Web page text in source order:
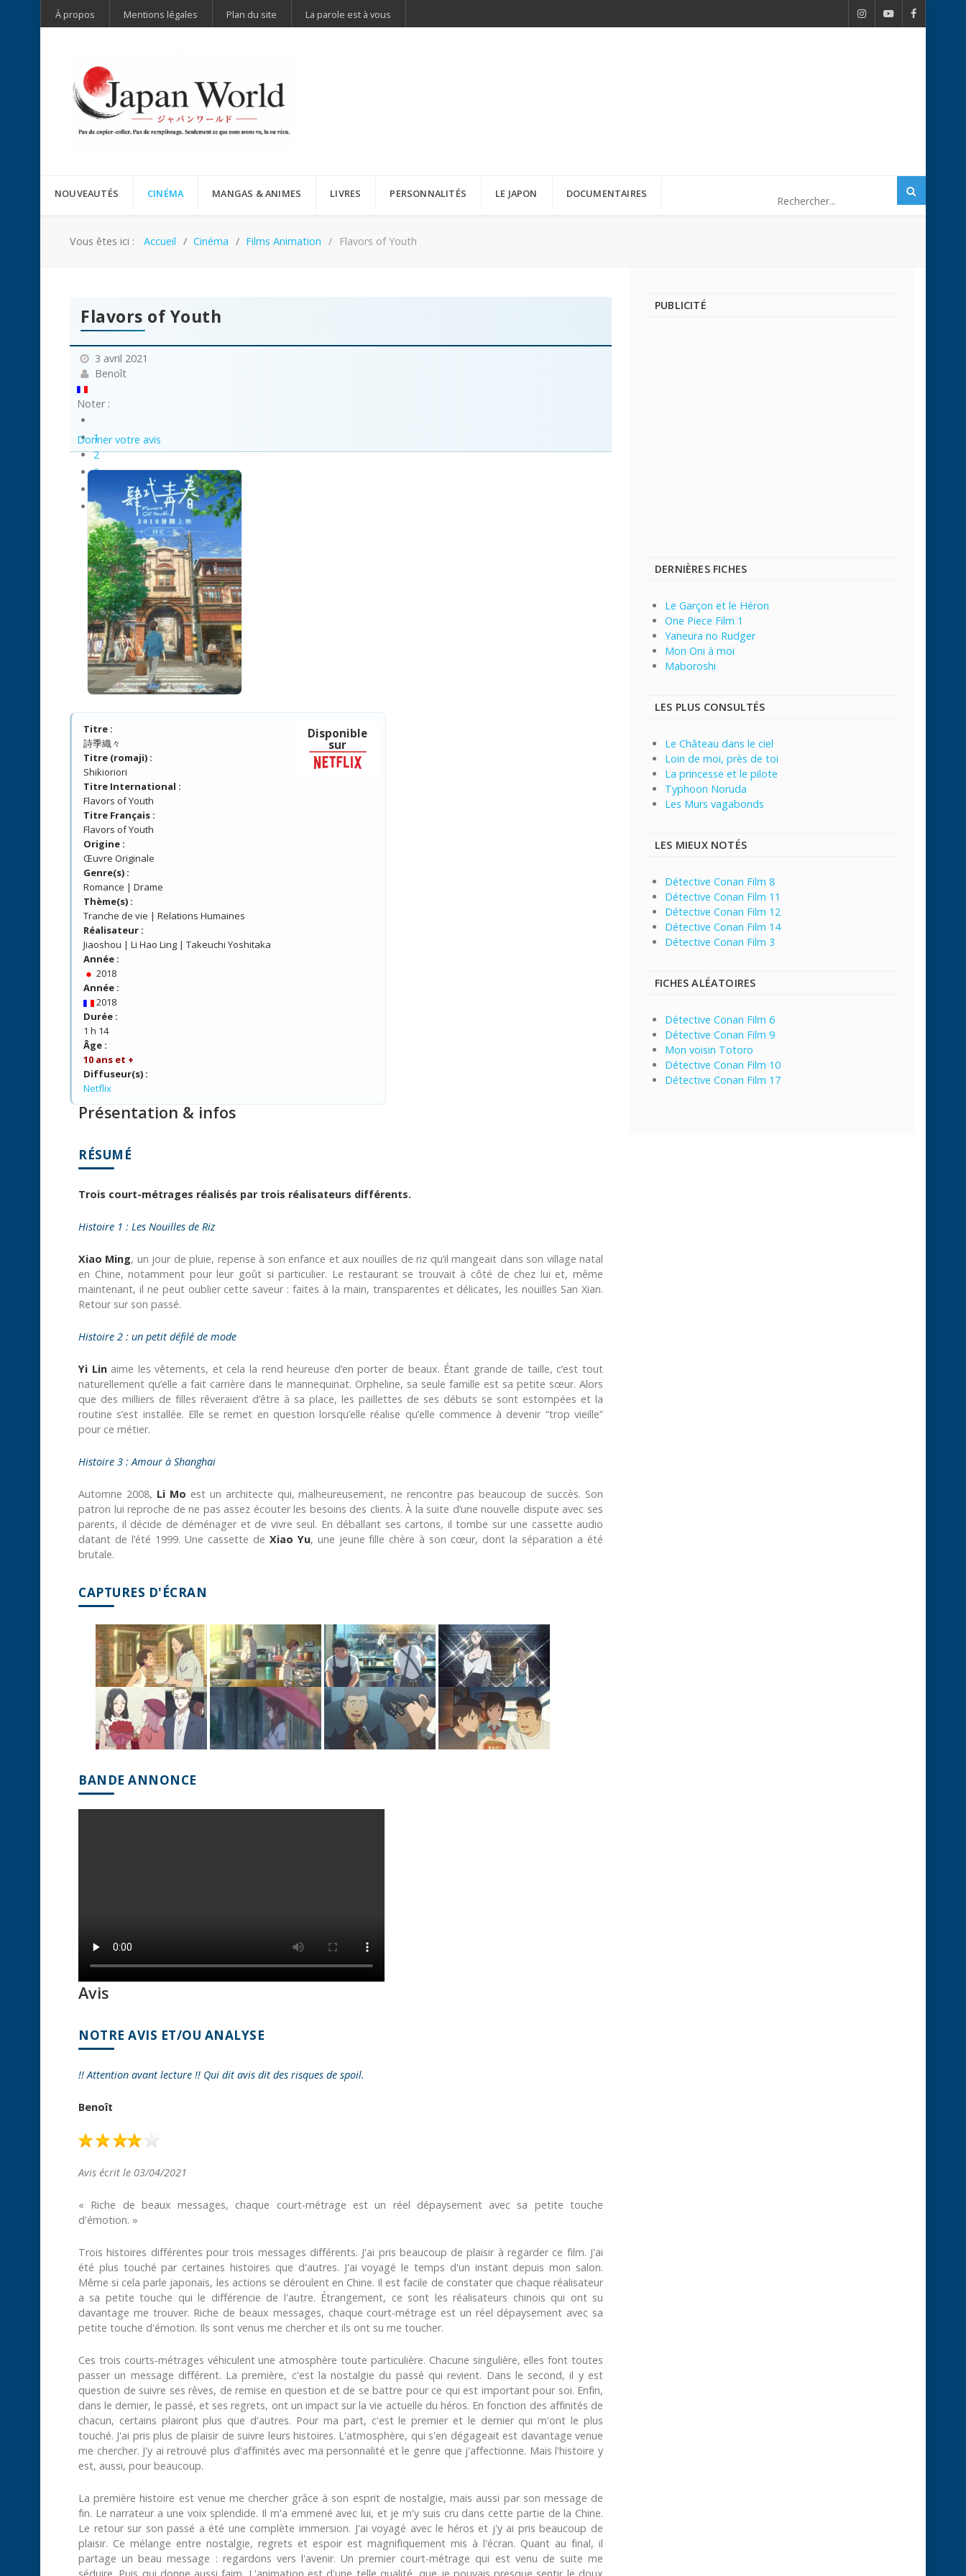
À propos Mentions légales Plan du site La parole est à vous
NOUVEAUTÉS CINÉMA MANGAS & ANIMES LIVRES PERSONNALITÉS LE JAPON DOCUMENTAIRES
Vous êtes ici : Accueil Cinéma Films Animation Flavors of Youth
Flavors of Youth
3 avril 2021
Benoît
Noter :
1
2
3
5
Donner votre avis
Disponible
sur
Titre :
詩季織々
Titre (romaji) :
Shikioriori
Titre International :
Flavors of Youth
Titre Français :
Flavors of Youth
Origine :
Œuvre Originale
Genre(s) :
Romance | Drame
Thème(s) :
Tranche de vie | Relations Humaines
Réalisateur :
Jiaoshou | Li Hao Ling | Takeuchi Yoshitaka
Année :
2018
Année :
2018
Durée :
1 h 14
Âge :
10 ans et +
Diffuseur(s) :
Netflix
Présentation & infos
RÉSUMÉ
Trois court-métrages réalisés par trois réalisateurs différents.
Histoire 1 : Les Nouilles de Riz
Xiao Ming, un jour de pluie, repense à son enfance et aux nouilles de riz qu’il mangeait dans son village natal
en Chine, notamment pour leur goût si particulier. Le restaurant se trouvait à côté de chez lui et, même
maintenant, il ne peut oublier cette saveur : faites à la main, transparentes et délicates, les nouilles San Xian.
Retour sur son passé.
Histoire 2 : un petit défilé de mode
Yi Linaime les vêtements, et cela la rend heureuse d’en porter de beaux. Étant grande de taille, c’est tout
naturellement qu’elle a fait carrière dans le mannequinat. Orpheline, sa seule famille est sa petite sœur. Alors
que des milliers de filles rêveraient d’être à sa place, les paillettes de ses débuts se sont estompées et la
routine s’est installée. Elle se remet en question lorsqu’elle réalise qu’elle commence à devenir “trop vieille”
pour ce métier.
Histoire 3 : Amour à Shanghai
Automne 2008, Li Mo est un architecte qui, malheureusement, ne rencontre pas beaucoup de succès. Son
patron lui reproche de ne pas assez écouter les besoins des clients. À la suite d’une nouvelle dispute avec ses
parents, il décide de déménager et de vivre seul. En déballant ses cartons, il tombe sur une cassette audio
datant de l’été 1999. Une cassette de Xiao Yu, une jeune fille chère à son cœur, dont la séparation a été
brutale.
CAPTURES D'ÉCRAN
BANDE ANNONCE
Avis
NOTRE AVIS ET/OU ANALYSE
!! Attention avant lecture !! Qui dit avis dit des risques de spoil.
Benoît
Avis écrit le 03/04/2021
« Riche de beaux messages, chaque court-métrage est un réel dépaysement avec sa petite touche
d'émotion. »
Trois histoires différentes pour trois messages différents. J'ai pris beaucoup de plaisir à regarder ce film. J'ai
été plus touché par certaines histoires que d'autres. J'ai voyagé le temps d'un instant depuis mon salon.
Même si cela parle japonais, les actions se déroulent en Chine. Il est facile de constater que chaque réalisateur
a sa petite touche qui le différencie de l'autre. Étrangement, ce sont les réalisateurs chinois qui ont su
davantage me trouver. Riche de beaux messages, chaque court-métrage est un réel dépaysement avec sa
petite touche d'émotion. Ils sont venus me chercher et ils ont su me toucher.
Ces trois courts-métrages véhiculent une atmosphère toute particulière. Chacune singulière, elles font toutes
passer un message différent. La première, c'est la nostalgie du passé qui revient. Dans le second, il y est
question de suivre ses rêves, de remise en question et de se battre pour ce qui est important pour soi. Enfin,
dans le dernier, le passé, et ses regrets, ont un impact sur la vie actuelle du héros. En fonction des affinités de
chacun, certains plairont plus que d'autres. Pour ma part, c'est le premier et le dernier qui m'ont le plus
touché. J'ai pris plus de plaisir de suivre leurs histoires. L'atmosphère, qui s'en dégageait est davantage venue
me chercher. J'y ai retrouvé plus d'affinités avec ma personnalité et le genre que j'affectionne. Mais l'histoire y
est, aussi, pour beaucoup.
La première histoire est venue me chercher grâce à son esprit de nostalgie, mais aussi par son message de
fin. Le narrateur a une voix splendide. Il m'a emmené avec lui, et je m'y suis cru dans cette partie de la Chine.
Le retour sur son passé a été une complète immersion. J'ai voyagé avec le héros et j'y ai pris beaucoup de
plaisir. Ce mélange entre nostalgie, regrets et espoir est magnifiquement mis à l'écran. Quant au final, il
partage un beau message : regardons vers l'avenir. Un premier court-métrage qui est venu de suite me
PUBLICITÉ
DERNIÈRES FICHES
Le Garçon et le Héron
One Piece Film 1
Yaneura no Rudger
Mon Oni à moi
Maboroshi
LES PLUS CONSULTÉS
Le Château dans le ciel
Loin de moi, près de toi
La princesse et le pilote
Typhoon Noruda
Les Murs vagabonds
LES MIEUX NOTÉS
Détective Conan Film 8
Détective Conan Film 11
Détective Conan Film 12
Détective Conan Film 14
Détective Conan Film 3
FICHES ALÉATOIRES
Détective Conan Film 6
Détective Conan Film 9
Mon voisin Totoro
Détective Conan Film 10
Détective Conan Film 17